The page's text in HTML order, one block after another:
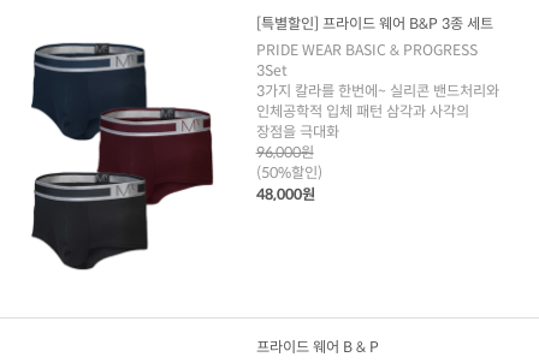
[특별할인] 프라이드 웨어 B&P 3종 세트
PRIDE WEAR BASIC & PROGRESS
3Set
3가지 칼라를 한번에~ 실리콘 밴드처리와
인체공학적 입체 패턴 삼각과 사각의
장점을 극대화
96,000원
(50%할인)
48,000원
프라이드 웨어 B & P